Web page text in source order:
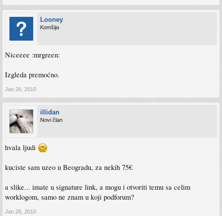
Looney
Komšija
Niceeee :mrgreen:
Izgleda premoćno.
Jan 26, 2010
illidan
Novi član
hvala ljudi
kuciste sam uzeo u Beogradu, za nekih 75€
a slike... imate u signature link, a mogu i otvoriti temu sa celim
worklogom, samo ne znam u koji podforum?
Jan 26, 2010